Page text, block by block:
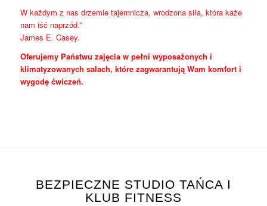
W każdym z nas drzemie tajemnicza, wrodzona siła, która każe
nam iść naprzód.”
James E. Casey.
Oferujemy Państwu zajęcia w pełni wyposażonych i
klimatyzowanych salach, które zagwarantują Wam komfort i
wygodę ćwiczeń.
BEZPIECZNE STUDIO TAŃCA I
KLUB FITNESS